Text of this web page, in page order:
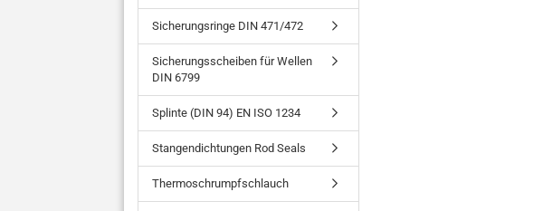
Sicherungsringe DIN 471/472
Sicherungsscheiben für Wellen
DIN 6799
Splinte (DIN 94) EN ISO 1234
Stangendichtungen Rod Seals
Thermoschrumpfschlauch